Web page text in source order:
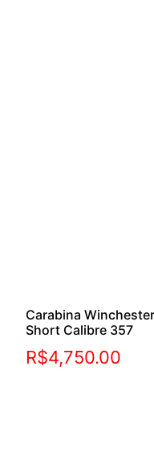
Carabina
Short Calibre 357
R$4,750.00